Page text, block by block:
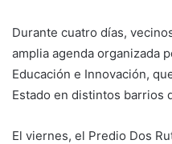
Durante cuatro días,
amplia agenda organizada
Educación e Innovación,
Estado en distintos barrios
El viernes, el Predio Dos